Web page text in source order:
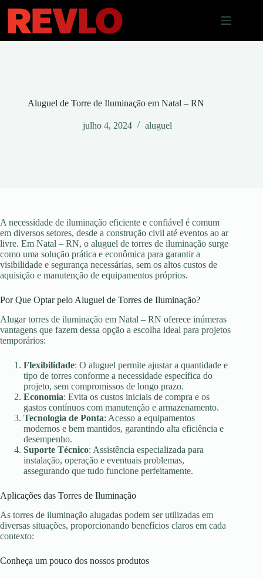
para
conteúdo
Aluguel de Torre de Iluminação em Natal – RN
julho 4, 2024 aluguel
A necessidade de iluminação eficiente e confiável é comum
em diversos setores, desde a construção civil até eventos ao ar
livre. Em Natal – RN, o aluguel de torres de iluminação surge
como uma solução prática e econômica para garantir a
visibilidade e segurança necessárias, sem os altos custos de
aquisição e manutenção de equipamentos próprios.
Por Que Optar pelo Aluguel de Torres de Iluminação?
Alugar torres de iluminação em Natal – RN oferece inúmeras
vantagens que fazem dessa opção a escolha ideal para projetos
temporários:
Flexibilidade: O aluguel permite ajustar a quantidade e
tipo de torres conforme a necessidade específica do
projeto, sem compromissos de longo prazo.
Economia: Evita os custos iniciais de compra e os
gastos contínuos com manutenção e armazenamento.
Tecnologia de Ponta: Acesso a equipamentos
modernos e bem mantidos, garantindo alta eficiência e
desempenho.
Suporte Técnico: Assistência especializada para
instalação, operação e eventuais problemas,
assegurando que tudo funcione perfeitamente.
Aplicações das Torres de Iluminação
As torres de iluminação alugadas podem ser utilizadas em
diversas situações, proporcionando benefícios claros em cada
contexto:
Conheça um pouco dos nossos produtos